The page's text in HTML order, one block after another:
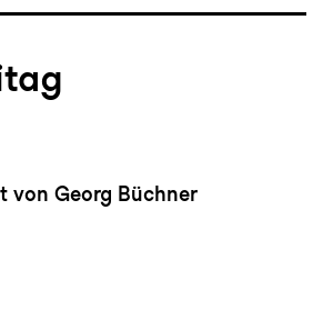
von Georg Büchner